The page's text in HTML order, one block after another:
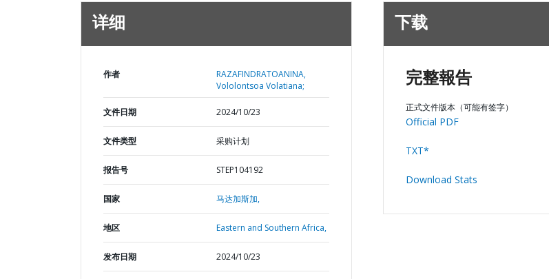
详细
作者
RAZAFINDRATOANINA,
Vololontsoa Volatiana;
文件日期 2024/10/23
文件类型 采购计划
报告号 STEP104192
国家 马达加斯加,
地区 Eastern and Southern Africa,
发布日期 2024/10/23
下载
完整報告
正式文件版本（可能有签字）
Official PDF
TXT*
Download Stats